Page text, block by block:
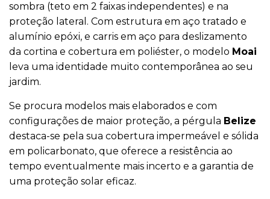
sombra (teto em 2 faixas independentes) e na
proteção lateral. Com estrutura em aço tratado e
alumínio epóxi, e carris em aço para deslizamento
da cortina e cobertura em poliéster, o modelo Moai
leva uma identidade muito contemporânea ao seu
jardim.
Se procura modelos mais elaborados e com
configurações de maior proteção, a pérgula Belize
destaca-se pela sua cobertura impermeável e sólida
em policarbonato, que oferece a resistência ao
tempo eventualmente mais incerto e a garantia de
uma proteção solar eficaz.